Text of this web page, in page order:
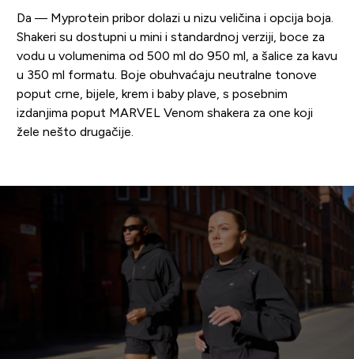
Da — Myprotein pribor dolazi u nizu veličina i opcija boja.
Shakeri su dostupni u mini i standardnoj verziji, boce za
vodu u volumenima od 500 ml do 950 ml, a šalice za kavu
u 350 ml formatu. Boje obuhvaćaju neutralne tonove
poput crne, bijele, krem i baby plave, s posebnim
izdanjima poput MARVEL Venom shakera za one koji
žele nešto drugačije.